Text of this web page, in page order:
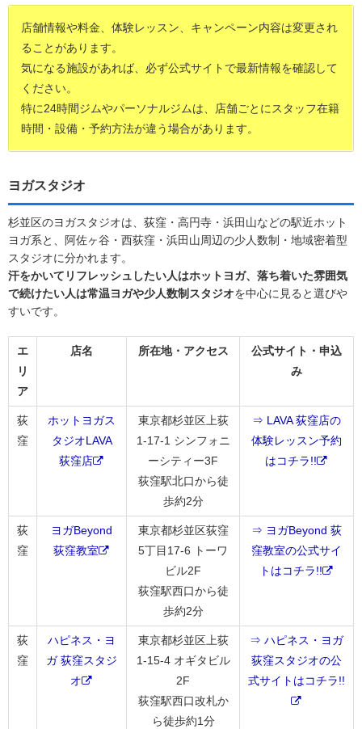
店舗情報や料金、体験レッスン、キャンペーン内容は変更され
ることがあります。
気になる施設があれば、必ず公式サイトで最新情報を確認して
ください。
特に24時間ジムやパーソナルジムは、店舗ごとにスタッフ在籍
時間・設備・予約方法が違う場合があります。
ヨガスタジオ
杉並区のヨガスタジオは、荻窪・高円寺・浜田山などの駅近ホット
ヨガ系と、阿佐ヶ谷・西荻窪・浜田山周辺の少人数制・地域密着型
スタジオに分かれます。
汗をかいてリフレッシュしたい人はホットヨガ、落ち着いた雰囲気
で続けたい人は常温ヨガや少人数制スタジオを中心に見ると選びや
すいです。
エ
リ
ア
店名 所在地・アクセス
公式サイト・申込
み
荻
窪
ホットヨガス
タジオLAVA
荻窪店
東京都杉並区上荻
1-17-1 シンフォニ
ーシティー3F
荻窪駅北口から徒
歩約2分
⇒ LAVA 荻窪店の
体験レッスン予約
はコチラ!!
荻
窪
ヨガBeyond
荻窪教室
東京都杉並区荻窪
5丁目17-6 トーワ
ビル2F
荻窪駅西口から徒
歩約2分
⇒ ヨガBeyond 荻
窪教室の公式サイ
トはコチラ!!
荻
窪
ハピネス・ヨ
ガ 荻窪スタジ
オ
東京都杉並区上荻
1-15-4 オギタビル
2F
荻窪駅西口改札か
ら徒歩約1分
⇒ ハピネス・ヨガ
荻窪スタジオの公
式サイトはコチラ!!